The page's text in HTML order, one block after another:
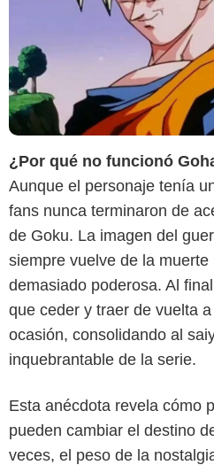
¿Por qué no funcionó
Aunque el personaje tenía
fans nunca terminaron de
de Goku. La imagen del
siempre vuelve de la
demasiado poderosa. Al
que ceder y traer de vuelta
ocasión, consolidando al
inquebrantable de la serie.
Esta anécdota revela cómo
pueden cambiar el destino
veces, el peso de la